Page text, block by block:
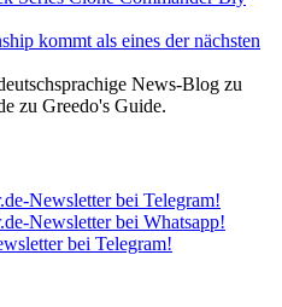
kommt als eines der nächsten
News-Blog zu
zu Greedo's Guide.
Newsletter bei Telegram!
Newsletter bei Whatsapp!
bei Telegram!